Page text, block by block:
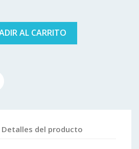
AL CARRITO
Detalles del producto